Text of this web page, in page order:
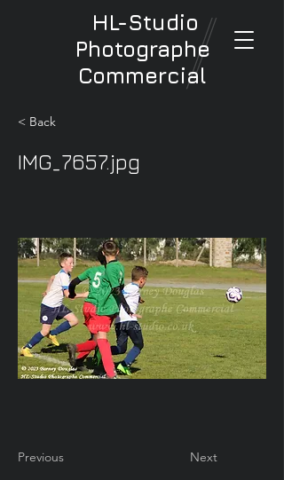
HL-Studio
Photographe
Commercial
< Back
IMG_7657.jpg
Previous Next